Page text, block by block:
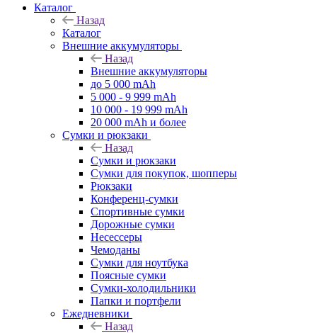
Каталог
Назад
Каталог
Внешние аккумуляторы
Назад
Внешние аккумуляторы
до 5 000 mAh
5 000 - 9 999 mAh
10 000 - 19 999 mAh
20 000 mAh и более
Сумки и рюкзаки
Назад
Сумки и рюкзаки
Сумки для покупок, шопперы
Рюкзаки
Конференц-сумки
Спортивные сумки
Дорожные сумки
Несессеры
Чемоданы
Сумки для ноутбука
Поясные сумки
Сумки-холодильники
Папки и портфели
Ежедневники
Назад